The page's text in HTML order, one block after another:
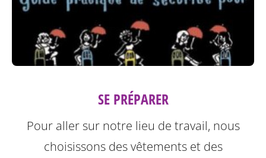
SE PRÉPARER
Pour aller sur notre lieu de travail, nous
choisissons des vêtements et des